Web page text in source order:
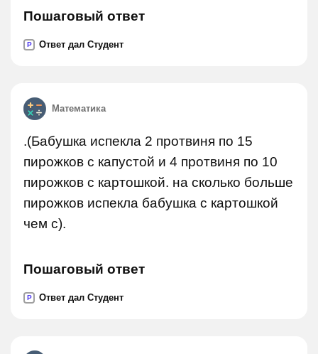
Пошаговый ответ
P Ответ дал Студент
Математика
.(Бабушка испекла 2 протвиня по 15
пирожков с капустой и 4 протвиня по 10
пирожков с картошкой. на сколько больше
пирожков испекла бабушка с картошкой
чем с).
Пошаговый ответ
P Ответ дал Студент